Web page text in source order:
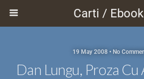
Carti /
19 May 2008 • No
Dan Lungu, Proza